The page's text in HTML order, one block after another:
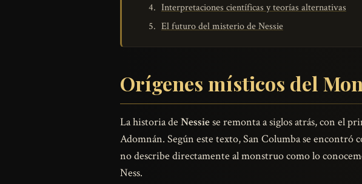
Interpretaciones científicas y teorías alternativas
El futuro del misterio de Nessie
Orígenes místicos del
La historia de Nessiese remonta a siglos atrás, con el
Adomnán. Según este texto, San Columba se encontró
no describe directamente al monstruo como lo
Ness.